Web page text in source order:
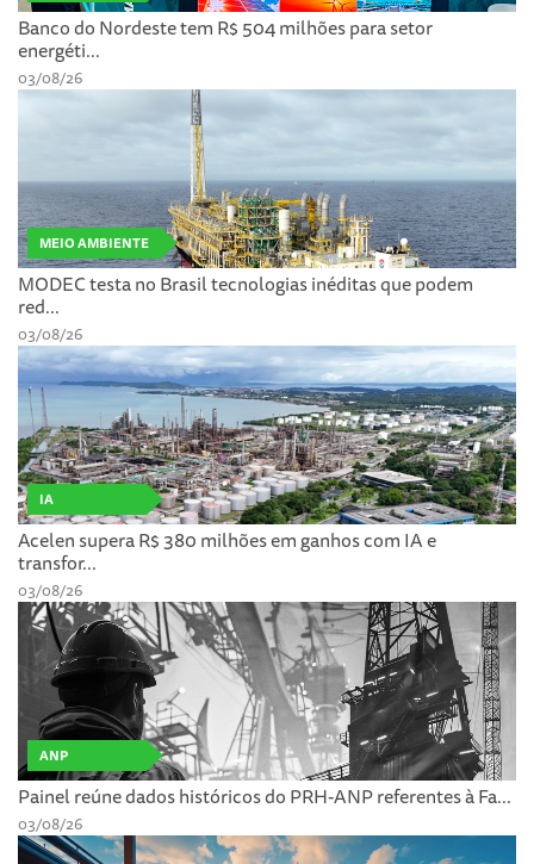
Banco do Nordeste tem R$ 504 milhões para setor
energéti...
03/08/26
MEIO AMBIENTE
MODEC testa no Brasil tecnologias inéditas que podem
red...
03/08/26
IA
Acelen supera R$ 380 milhões em ganhos com IA e
transfor...
03/08/26
ANP
Painel reúne dados históricos do PRH-ANP referentes à Fa...
03/08/26